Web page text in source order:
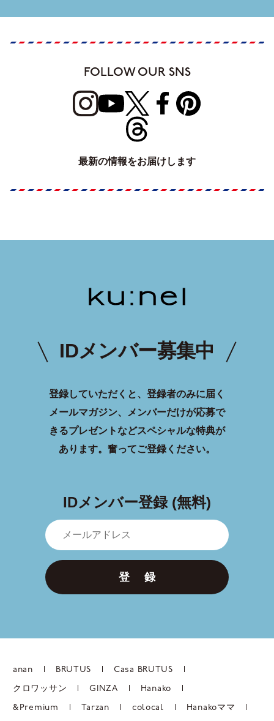
FOLLOW OUR SNS
最新の情報をお届けします
IDメンバー募集中
登録していただくと、登録者のみに届く
メールマガジン、メンバーだけが応募で
きるプレゼントなどスペシャルな特典が
あります。 奮ってご登録ください。
IDメンバー登録 (無料)
登 録
anan BRUTUS Casa BRUTUS
クロワッサン GINZA Hanako
&Premium Tarzan colocal Hanakoママ